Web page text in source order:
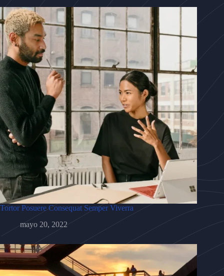
Tortor Posuere Consequat Semper Viverra
mayo 20, 2022